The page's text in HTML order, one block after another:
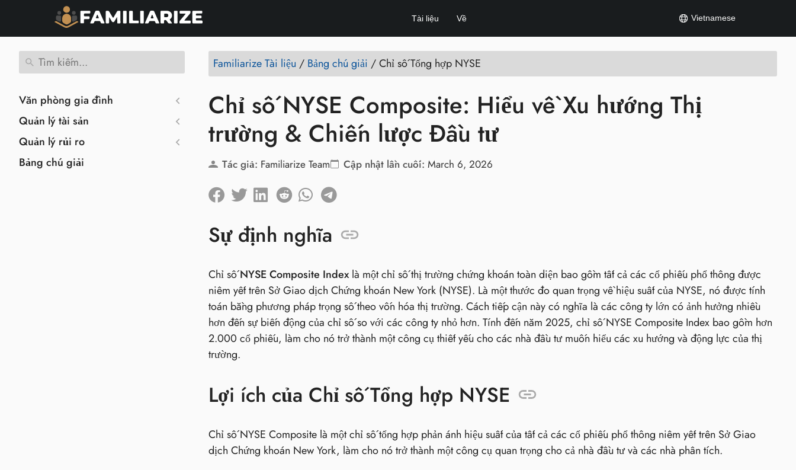
Tài liệu Về Vietnamese
Văn phòng gia đình
Quản lý tài sản
Quản lý rủi ro
Bảng chú giải
Familiarize Tài liệu / Bảng chú giải /Chỉ số Tổng hợp NYSE
Chỉ số NYSE Composite: Hiểu về Xu hướng Thị
trường & Chiến lược Đầu tư
Tác giả: Familiarize Team Cập nhật lần cuối: March 6, 2026
Sự định nghĩa
Chỉ sốNYSE Composite Index là một chỉ số thị trường chứng khoán toàn diện bao gồm tất cả các cổ phiếu phổ thông được
niêm yết trên Sở Giao dịch Chứng khoán New York (NYSE). Là một thước đo quan trọng về hiệu suất của NYSE, nó được tính
toán bằng phương pháp trọng số theo vốn hóa thị trường. Cách tiếp cận này có nghĩa là các công ty lớn có ảnh hưởng nhiều
hơn đến sự biến động của chỉ số so với các công ty nhỏ hơn. Tính đến năm 2025, chỉ số NYSE Composite Index bao gồm hơn
2.000 cổ phiếu, làm cho nó trở thành một công cụ thiết yếu cho các nhà đầu tư muốn hiểu các xu hướng và động lực của thị
trường.
Lợi ích của Chỉ số Tổng hợp NYSE
Chỉ số NYSE Composite là một chỉ số tổng hợp phản ánh hiệu suất của tất cả các cổ phiếu phổ thông niêm yết trên Sở Giao
dịch Chứng khoán New York, làm cho nó trở thành một công cụ quan trọng cho cả nhà đầu tư và các nhà phân tích.